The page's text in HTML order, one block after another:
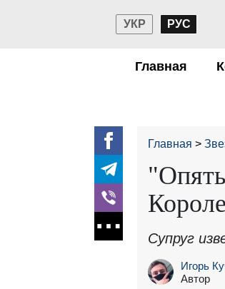
УКР РУС
Главная
Главная
Супруг
Игорь
Автор